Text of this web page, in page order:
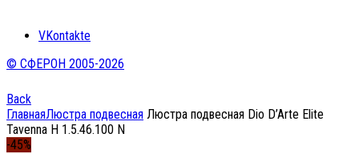
VKontakte
© СФЕРОН 2005-2026
Back
ГлавнаяЛюстра подвесная Люстра подвесная Dio D’Arte Elite
Tavenna H 1.5.46.100 N
-45%